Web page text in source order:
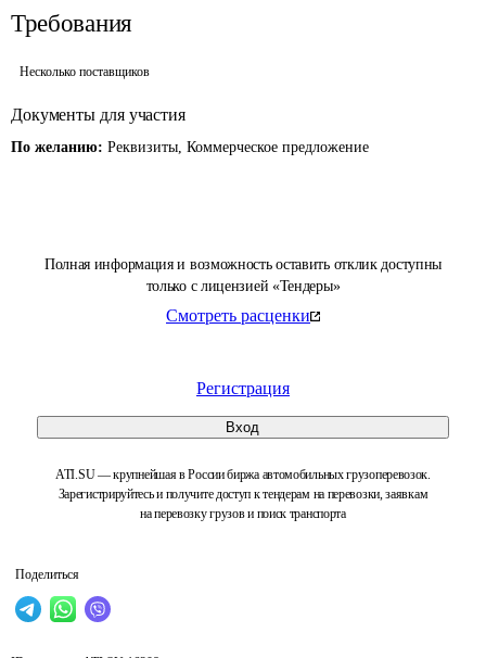
Полная информация и возможность оставить отклик доступны
только с лицензией «Тендеры»
Смотреть расценки
Регистрация
Вход
ATI.SU — крупнейшая в России биржа автомобильных грузоперевозок.
Зарегистрируйтесь и получите доступ к тендерам на перевозки, заявкам
на перевозку грузов и поиск транспорта
Поделиться
Требования
Несколько поставщиков
Документы для участия
По желанию: Реквизиты, Коммерческое предложение